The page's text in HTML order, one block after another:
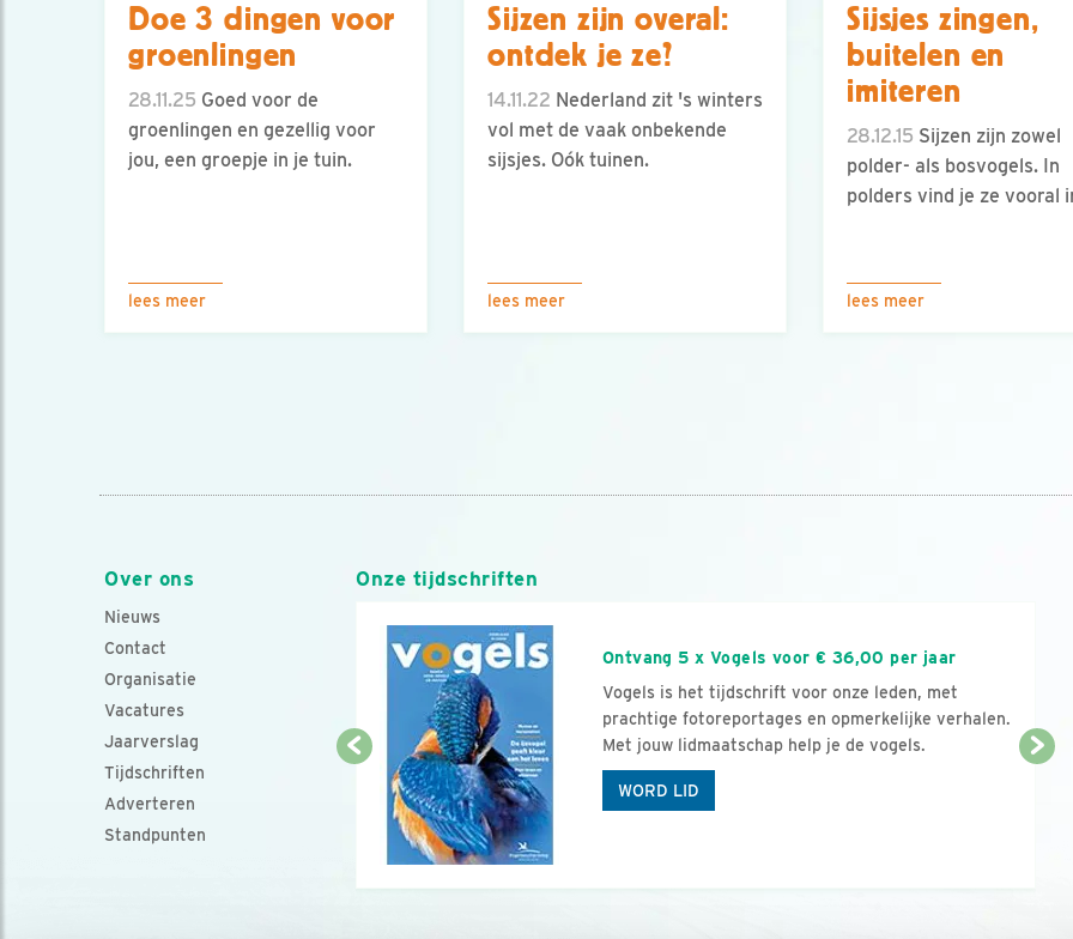
Doe 3 dingen voor
groenlingen
28.11.25 Goed voor de
groenlingen en gezellig voor
jou, een groepje in je tuin.
lees meer
Sijzen zijn overal:
ontdek je ze?
14.11.22 Nederland zit 's winters
vol met de vaak onbekende
sijsjes. Oók tuinen.
lees meer
Sijsjes zingen,
buitelen en
imiteren
28.12.15 Sijzen zijn zowel
polder- als bosvogels. In
polders vind je ze vooral
lees meer
Over ons
Nieuws
Contact
Organisatie
Vacatures
Jaarverslag
Tijdschriften
Adverteren
Standpunten
Onze tijdschriften
Ontvang 5 x Vogels voor € 36,00 per jaar
Vogels is het tijdschrift voor onze leden, met
prachtige fotoreportages en opmerkelijke verhalen.
Met jouw lidmaatschap help je de vogels.
WORD LID